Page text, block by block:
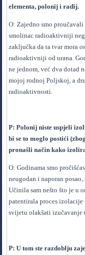
elementa, polonij i radij.
O: Zajedno smo
smolinac radioaktivniji
zaključka da ta tvar mora
radioaktivniji od urana.
ne jednom, već dva dotad
mojoj rodnoj Poljskoj, a
radioaktivnosti.
P: Polonij niste uspjeli
bi se to moglo postići
pronašli način kako
O: Godinama smo
neugodan i naporan
Učinila sam nešto što je u
patentirala proces
svijetu olakšati izučavanje
P: U tom ste razdoblju